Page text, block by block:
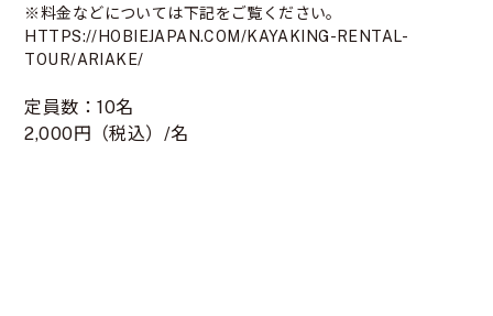
※料金などについては下記をご覧ください。
HTTPS://HOBIEJAPAN.COM/KAYAKING-RENTAL-
TOUR/ARIAKE/
定員数：10名
2,000円（税込）/名